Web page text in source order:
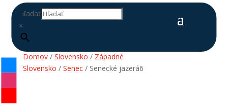
Hľadať
×
Domov/ Slovensko / Západné
Slovensko / Senec/ Senecké jazerá6